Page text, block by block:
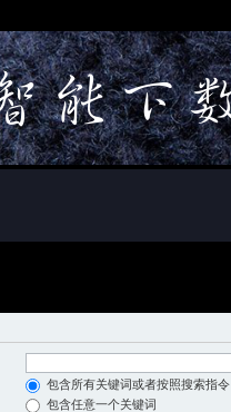
包含所有关键词或者按照搜索指令
包含任意一个关键词